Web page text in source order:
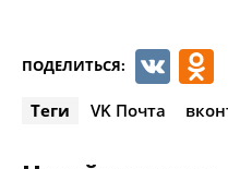
ПОДЕЛИТЬСЯ: VK
Теги VK Почта